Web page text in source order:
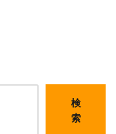
検
索